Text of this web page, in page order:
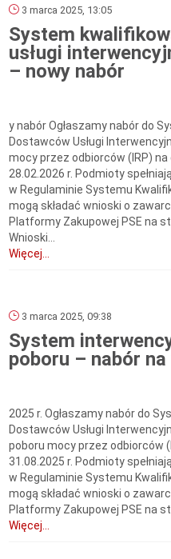
3 marca 2025, 13:05
System
usługi
– nowy nabór
y nabór Ogłaszamy nabór do
Dostawców Usługi
mocy przez odbiorców (IRP) na
28.02.2026 r. Podmioty
w Regulaminie Systemu
mogą składać wnioski o
Platformy Zakupowej PSE na
Wnioski...
Więcej...
3 marca 2025, 09:38
System
poboru – nabór
2025 r. Ogłaszamy nabór do
Dostawców Usługi
poboru mocy przez odbiorców
31.08.2025 r. Podmioty
w Regulaminie Systemu
mogą składać wnioski o
Platformy Zakupowej PSE na
Więcej...